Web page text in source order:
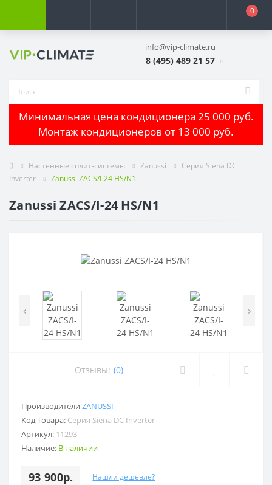
0
info@vip-climate.ru
8 (495) 489 21 57
Минимальная цена кондиционера 25 000 руб.
Монтаж кондиционеров от 13 000 руб.
Настенные сплит-системы Zanussi
Серия Siena DC
Inverter
Zanussi ZACS/I-24 HS/N1
Zanussi ZACS/I-24 HS/N1
‹ ›
Отзывы: (0)
Производители ZANUSSI
Код Товара: Серия Siena DC Inverter
Артикул: 11293
Наличие: В наличии
93 900р. Нашли дешевле?